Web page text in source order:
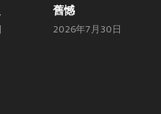
舊憾
2026年7月30日